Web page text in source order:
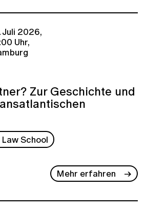
Juli 2026,
Uhr,
Zur Geschichte und
School
Mehr erfahren